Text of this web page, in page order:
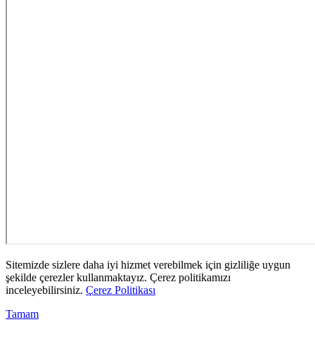
Sitemizde sizlere daha iyi hizmet verebilmek için gizliliğe uygun
şekilde çerezler kullanmaktayız. Çerez politikamızı
inceleyebilirsiniz. Çerez Politikası
Tamam